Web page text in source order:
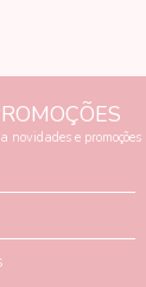
novidades e promoções